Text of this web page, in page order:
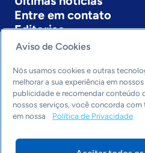
Entre em contato
Editorias
Economia & Política
Inovação & Tecnologia
Cultura empreendedora
Dados
Arquivo
Aviso de Cookies
Nós usamos cookies e outras
melhorar a sua experiência em
publicidade e recomendar conteúdo
nossos serviços, você concorda
em nossa
Política de Privacidade